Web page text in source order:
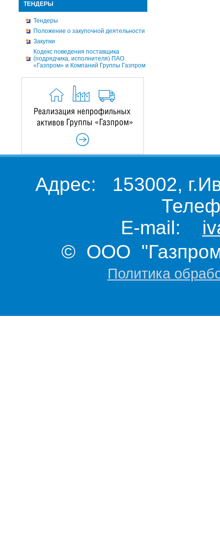
ТЕНДЕРЫ
Тендеры
Положение о закупочной деятельности
Закупки
Кодекс поведения поставщика
(подрядчика, исполнителя) ПАО
«Газпром» и Компаний Группы Газпром
Адрес: 153002,
E-mail:
© ООО "Газпром
Политика